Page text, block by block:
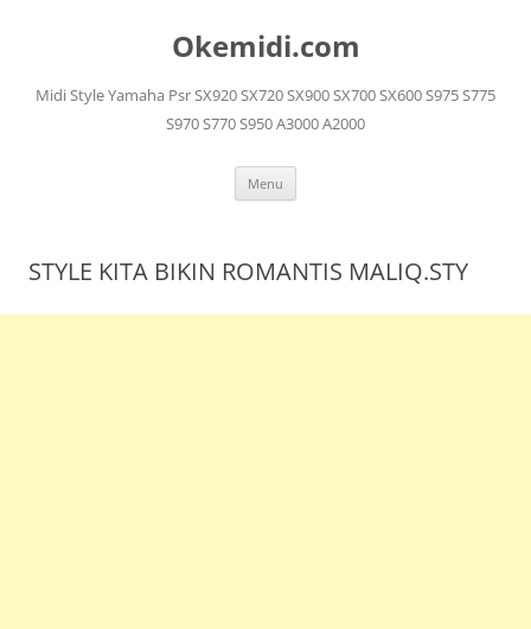
Okemidi.com
Midi Style Yamaha Psr SX920 SX720 SX900 SX700 SX600 S975 S775
S970 S770 S950 A3000 A2000
Menu
STYLE KITA BIKIN ROMANTIS MALIQ.STY